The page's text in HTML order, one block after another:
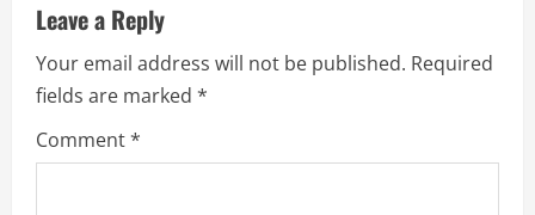
u
e
R
e
Leave a Reply
Your email address will not be published. Required
fields are marked *
Comment*